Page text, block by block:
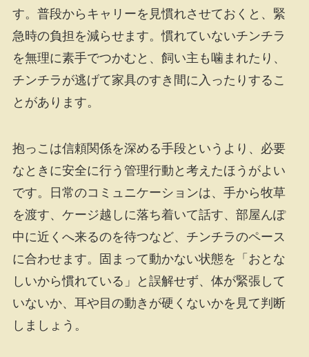
す。普段からキャリーを見慣れさせておくと、緊
急時の負担を減らせます。慣れていないチンチラ
を無理に素手でつかむと、飼い主も噛まれたり、
チンチラが逃げて家具のすき間に入ったりするこ
とがあります。
抱っこは信頼関係を深める手段というより、必要
なときに安全に行う管理行動と考えたほうがよい
です。日常のコミュニケーションは、手から牧草
を渡す、ケージ越しに落ち着いて話す、部屋んぽ
中に近くへ来るのを待つなど、チンチラのペース
に合わせます。固まって動かない状態を「おとな
しいから慣れている」と誤解せず、体が緊張して
いないか、耳や目の動きが硬くないかを見て判断
しましょう。